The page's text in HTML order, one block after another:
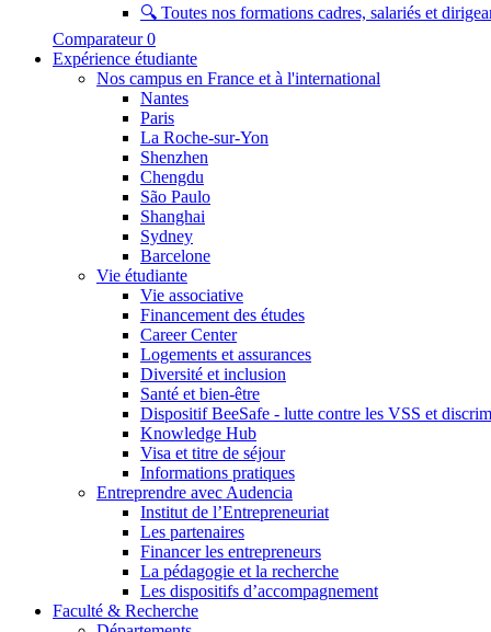
🔍 Toutes nos formations cadres, salariés et
Comparateur 0
Expérience étudiante
Nos campus en France et à l'international
Nantes
Paris
La Roche-sur-Yon
Shenzhen
Chengdu
São Paulo
Shanghai
Sydney
Barcelone
Vie étudiante
Vie associative
Financement des études
Career Center
Logements et assurances
Diversité et inclusion
Santé et bien-être
Dispositif BeeSafe - lutte contre les VSS et
Knowledge Hub
Visa et titre de séjour
Informations pratiques
Entreprendre avec Audencia
Institut de l’Entrepreneuriat
Les partenaires
Financer les entrepreneurs
La pédagogie et la recherche
Les dispositifs d’accompagnement
Faculté & Recherche